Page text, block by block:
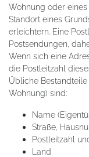
Wohnung oder
Standort eines
erleichtern. Eine
Postsendungen,
Wenn sich eine
die Postleitzahl
Übliche Bestandteile
Wohnung) sind:
Name
Straße,
Postleitzahl
Land